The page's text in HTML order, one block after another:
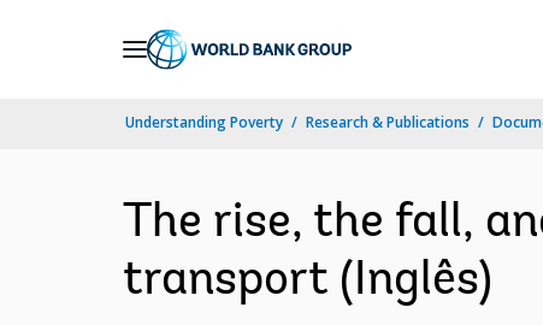
Understanding Poverty Research & Publications
The rise, the fall,
transport (Inglês)